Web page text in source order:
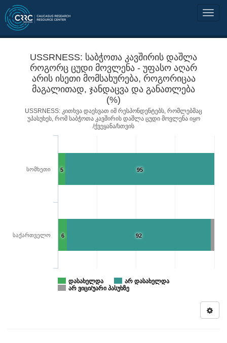
USSRNESS: საბჭოთა კავშირის დაშლა
როგორც ცუდი მოვლენა - უფასო აღარ
არის ისეთი მომსახურება, როგორიცაა
მაგალითად, ჯანდაცვა და განათლება
(%)
USSRNESS: კითხვა დაესვათ იმ რესპონდენტებს, რომლებმაც
უპასუხეს, რომ საბჭოთა კავშირის დაშლა ცუდი მოვლენა იყო
/ქვეყანა/სთვის
95
92
5
6
დასახელდა
არ დასახელდა
არ ვიცი/უარი პასუხზე
სომხეთი
საქართველო